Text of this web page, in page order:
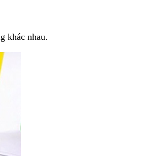
khác nhau.